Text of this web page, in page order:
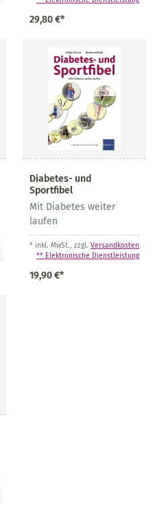
29,80 €*
Diabetes- und
Sportfibel
19,90 €*
Mit Diabetes weiter
laufen
* inkl. MwSt., zzgl. Versandkosten
** Elektronische Dienstleistung